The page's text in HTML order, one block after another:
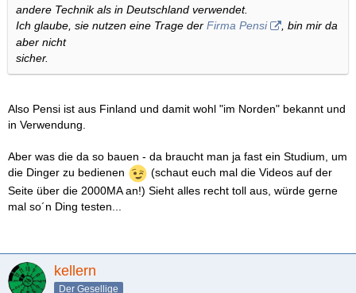
andere Technik als in Deutschland verwendet.
Ich glaube, sie nutzen eine Trage der Firma Pensi
, bin mir da
aber nicht
sicher.
Also Pensi ist aus Finland und damit wohl "im Norden" bekannt und
in Verwendung.
Aber was die da so bauen - da braucht man ja fast ein Studium, um
die Dinger zu bedienen
(schaut euch mal die Videos auf der
Seite über die 2000MA an!) Sieht alles recht toll aus, würde gerne
mal so´n Ding testen...
kellern
Der Gesellige